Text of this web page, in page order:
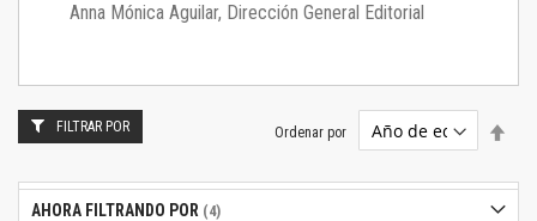
Anna Mónica Aguilar, Dirección General Editorial
Ordenar por
FILTRAR POR
AHORA FILTRANDO POR